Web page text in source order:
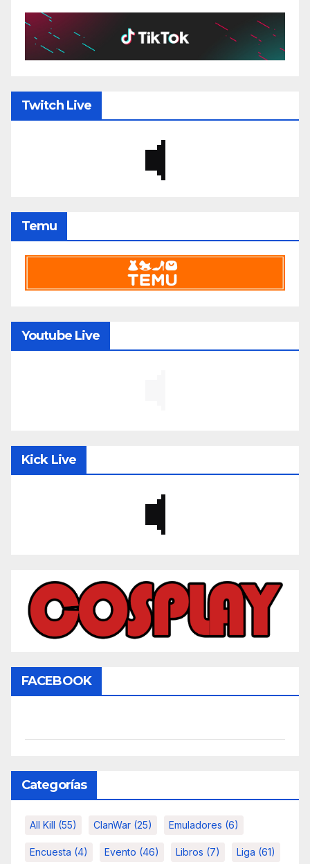
Twitch Live
Temu
Youtube Live
Kick Live
FACEBOOK
Categorías
All Kill (55) ClanWar (25) Emuladores (6)
Encuesta (4) Evento (46) Libros (7) Liga (61)